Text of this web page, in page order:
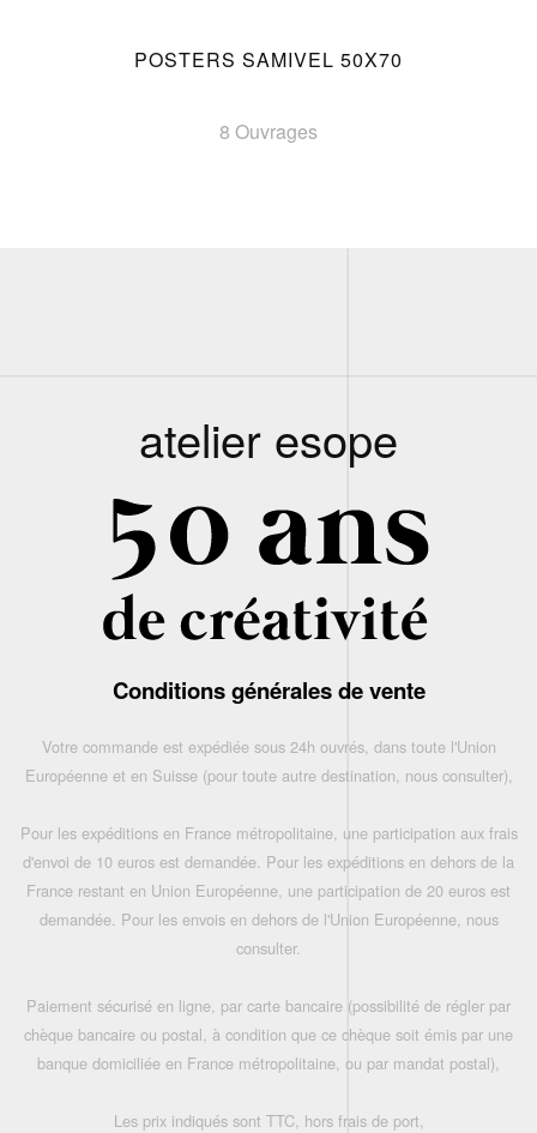
POSTERS SAMIVEL 50X70
8 Ouvrages
atelier esope
Conditions générales de vente
Votre commande est expédiée sous 24h ouvrés, dans toute l'Union
Européenne et en Suisse (pour toute autre destination, nous consulter),
Pour les expéditions en France métropolitaine, une participation aux frais
d'envoi de 10 euros est demandée. Pour les expéditions en dehors de la
France restant en Union Européenne, une participation de 20 euros est
demandée. Pour les envois en dehors de l'Union Européenne, nous
consulter.
Paiement sécurisé en ligne, par carte bancaire (possibilité de régler par
chèque bancaire ou postal, à condition que ce chèque soit émis par une
banque domiciliée en France métropolitaine, ou par mandat postal),
Les prix indiqués sont TTC, hors frais de port,